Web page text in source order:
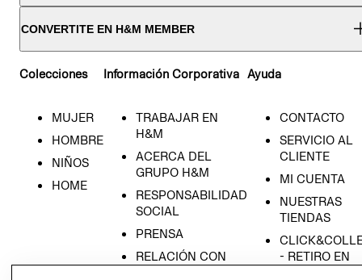
CONVERTITE EN H&M MEMBER
Colecciones
MUJER
HOMBRE
NIÑOS
HOME
Información Corporativa
TRABAJAR EN
H&M
ACERCA DEL
GRUPO H&M
RESPONSABILIDAD
SOCIAL
PRENSA
RELACIÓN CON
Ayuda
CONTACTO
SERVICIO AL
CLIENTE
MI CUENTA
NUESTRAS
TIENDAS
- RETIRO EN